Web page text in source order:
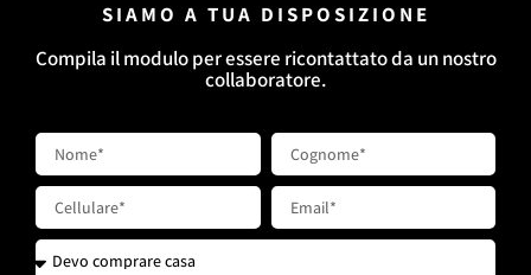
SIAMO A TUA DISPOSIZIONE
Compila il modulo per essere ricontattato da un nostro
collaboratore.